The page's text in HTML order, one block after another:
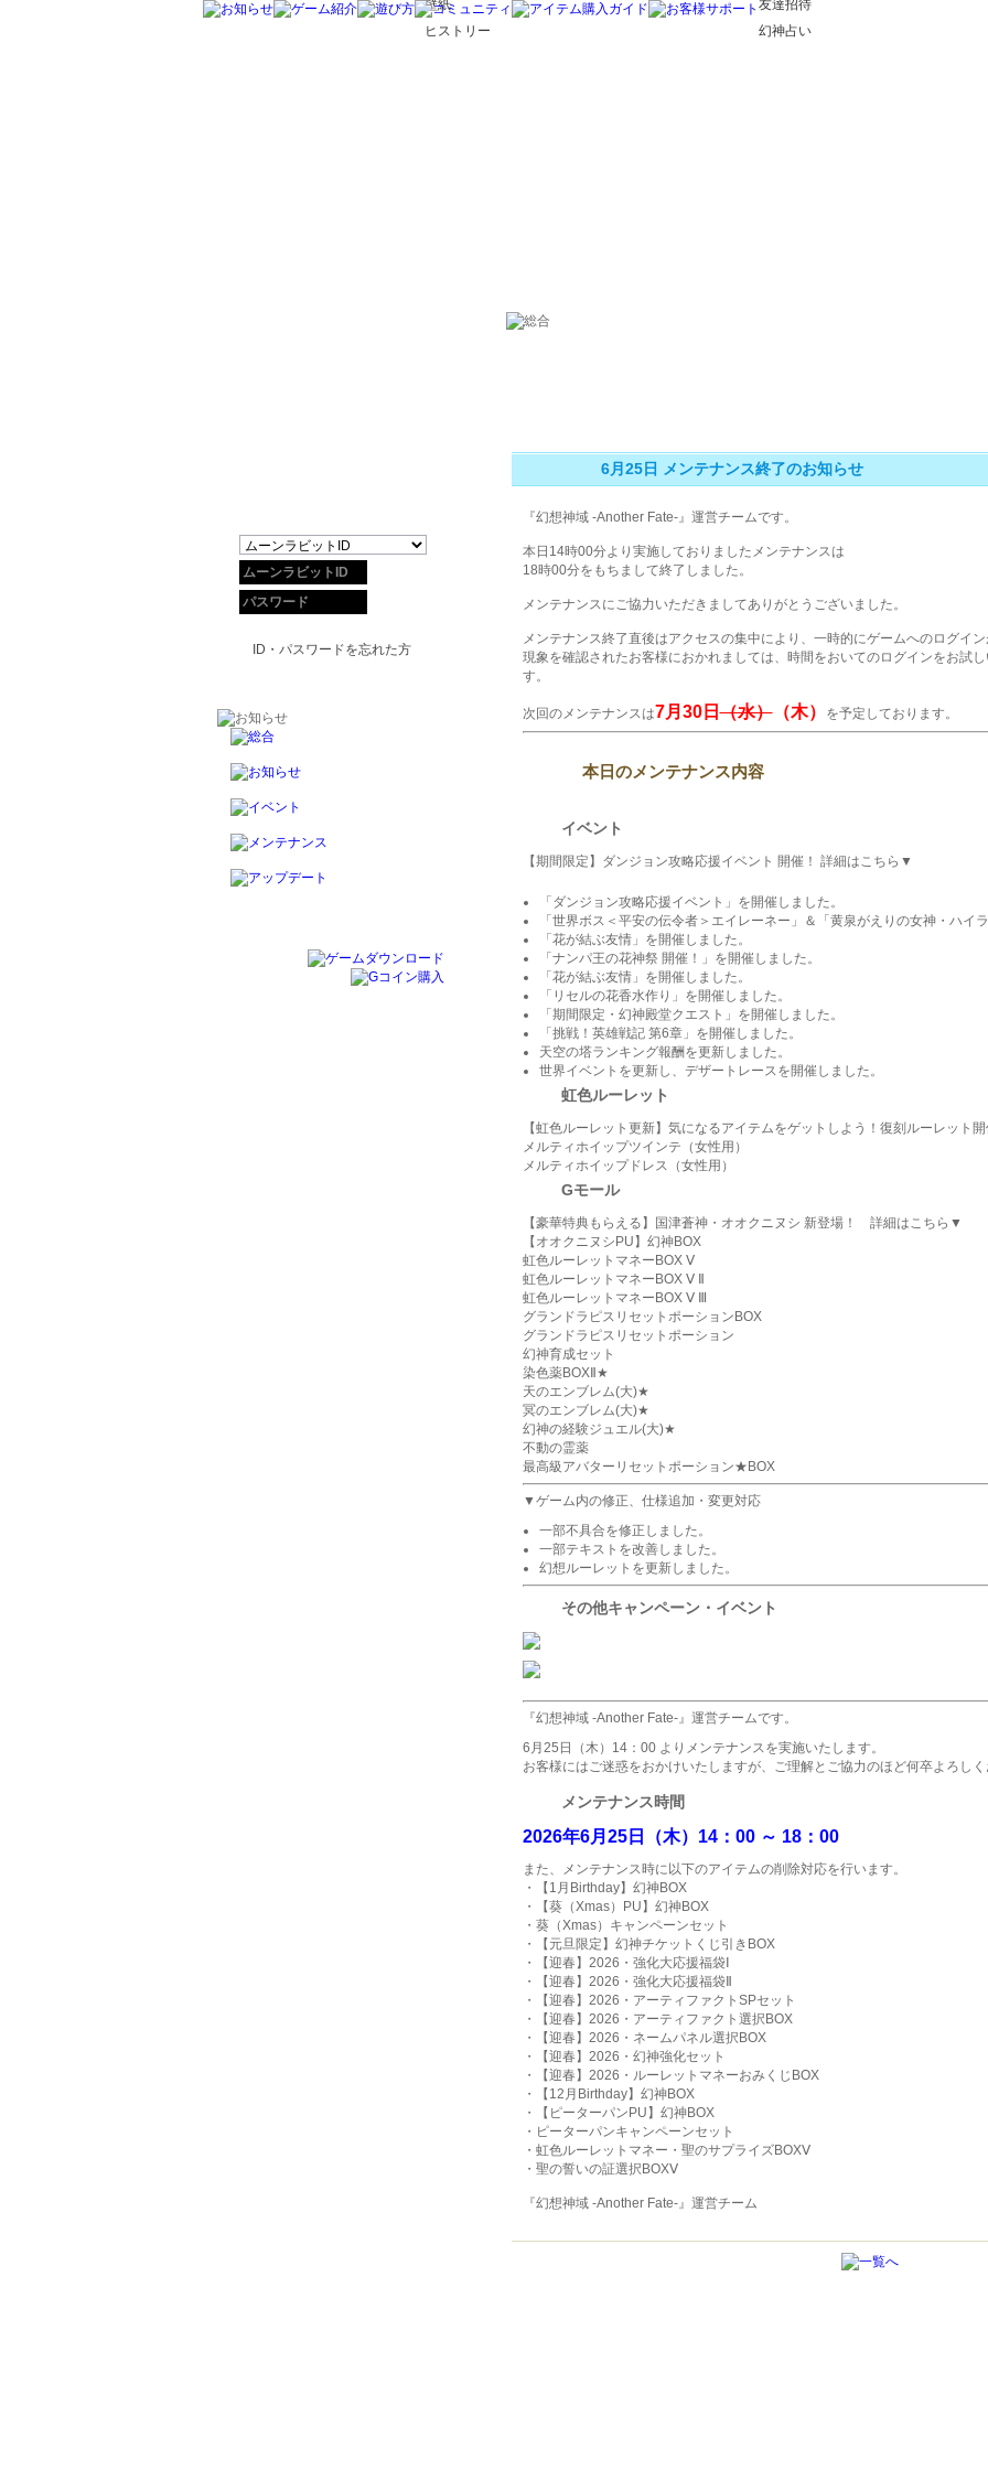
壁紙
ヒストリー
友達招待
幻神占い
6月25日 メンテナンス終了のお知らせ
『幻想神域 -Another Fate-』運営チームです。
本日14時00分より実施しておりましたメンテナンスは
18時00分をもちまして終了しました。
メンテナンスにご協力いただきましてありがとうございました。
メンテナンス終了直後はアクセスの集中により、一時的にゲームへのログイ
現象を確認されたお客様におかれましては、時間をおいてのログインをお試
す。
次回のメンテナンスは7月30日（水）（木） を予定しております。
本日のメンテナンス内容
イベント
【期間限定】ダンジョン攻略応援イベント 開催！ 詳細はこちら▼
「ダンジョン攻略応援イベント」を開催しました。
「世界ボス＜平安の伝令者＞エイレーネー」＆「黄泉がえりの女神・ハイ
「花が結ぶ友情」を開催しました。
「ナンパ王の花神祭 開催！」を開催しました。
「花が結ぶ友情」を開催しました。
「リセルの花香水作り」を開催しました。
「期間限定・幻神殿堂クエスト」を開催しました。
「挑戦！英雄戦記 第6章」を開催しました。
天空の塔ランキング報酬を更新しました。
世界イベントを更新し、デザートレースを開催しました。
虹色ルーレット
【虹色ルーレット更新】気になるアイテムをゲットしよう！復刻ルーレッ
メルティホイップツインテ（女性用）
メルティホイップドレス（女性用）
Gモール
【豪華特典もらえる】国津蒼神・オオクニヌシ 新登場！ 詳細はこちら▼
【オオクニヌシPU】幻神BOX
虹色ルーレットマネーBOX Ⅴ
虹色ルーレットマネーBOX Ⅴ Ⅱ
虹色ルーレットマネーBOX Ⅴ Ⅲ
グランドラピスリセットポーションBOX
グランドラピスリセットポーション
幻神育成セット
染色薬BOXⅡ★
天のエンブレム(大)★
冥のエンブレム(大)★
幻神の経験ジュエル(大)★
不動の霊薬
最高級アバターリセットポーション★BOX
▼ゲーム内の修正、仕様追加・変更対応
一部不具合を修正しました。
一部テキストを改善しました。
幻想ルーレットを更新しました。
その他キャンペーン・イベント
『幻想神域 -Another Fate-』運営チームです。
6月25日（木）14：00 よりメンテナンスを実施いたします。
お客様にはご迷惑をおかけいたしますが、ご理解とご協力のほど何卒よろしく
メンテナンス時間
2026年6月25日（木） 14：00 ～ 18：00
また、メンテナンス時に以下のアイテムの削除対応を行います。
・【1月Birthday】幻神BOX
・【葵（Xmas）PU】幻神BOX
・葵（Xmas）キャンペーンセット
・【元旦限定】幻神チケットくじ引きBOX
・【迎春】2026・強化大応援福袋Ⅰ
・【迎春】2026・強化大応援福袋Ⅱ
・【迎春】2026・アーティファクトSPセット
・【迎春】2026・アーティファクト選択BOX
・【迎春】2026・ネームパネル選択BOX
・【迎春】2026・幻神強化セット
・【迎春】2026・ルーレットマネーおみくじBOX
・【12月Birthday】幻神BOX
・【ピーターパンPU】幻神BOX
・ピーターパンキャンペーンセット
・虹色ルーレットマネー・聖のサプライズBOXⅤ
・聖の誓いの証選択BOXⅤ
『幻想神域 -Another Fate-』運営チーム
ID・パスワードを忘れた方